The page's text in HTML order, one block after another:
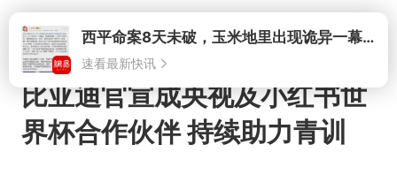
打开西平命案8天未破，玉米地里出现诡异一幕，我突然想起了欧金中
速看最新快讯
比亚迪官宣成央视及小红书世
界杯合作伙伴 持续助力青训